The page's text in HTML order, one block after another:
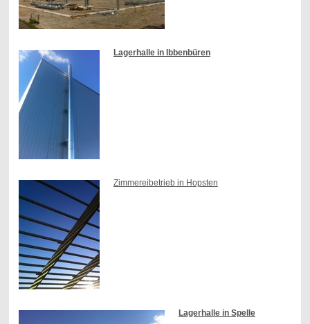
Lagerhalle in Ibbenbüren
Zimmereibetrieb in Hopsten
Lagerhalle in Spelle